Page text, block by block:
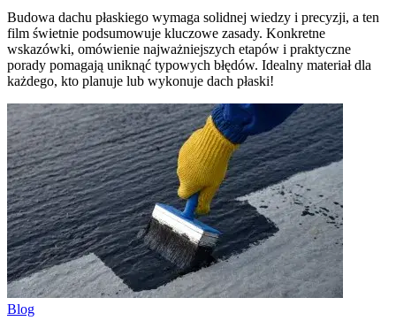
Budowa dachu płaskiego wymaga solidnej wiedzy i precyzji, a ten
film świetnie podsumowuje kluczowe zasady. Konkretne
wskazówki, omówienie najważniejszych etapów i praktyczne
porady pomagają uniknąć typowych błędów. Idealny materiał dla
każdego, kto planuje lub wykonuje dach płaski!
Blog